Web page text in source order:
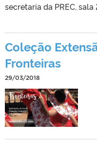
secretaria da PREC,
Coleção
Fronteiras
29/03/2018